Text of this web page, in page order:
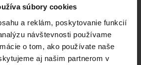
súbory cookies
a reklám, poskytovanie funkcií
návštevnosti používame
o tom, ako používate naše
aj našim partnerom v